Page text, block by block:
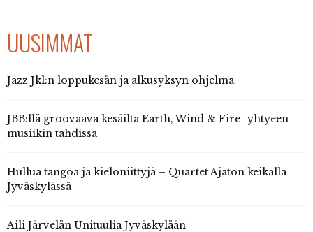
UUSIMMAT
Jazz Jkl:n loppukesän ja alkusyksyn ohjelma
JBB:llä groovaava kesäilta Earth, Wind & Fire -yhtyeen
musiikin tahdissa
Hullua tangoa ja kieloniittyjä – Quartet Ajaton keikalla
Jyväskylässä
Aili Järvelän Unituulia Jyväskylään